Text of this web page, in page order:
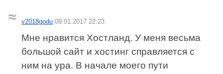
v2018godu 09.01.2017 22:23
Мне нравится Хостланд. У меня весьма
большой сайт и хостинг справляется с
ним на ура. В начале моего пути